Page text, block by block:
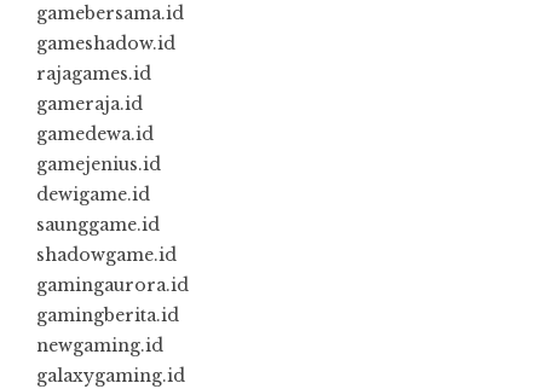
gamebersama.id
gameshadow.id
rajagames.id
gameraja.id
gamedewa.id
gamejenius.id
dewigame.id
saunggame.id
shadowgame.id
gamingaurora.id
gamingberita.id
newgaming.id
galaxygaming.id